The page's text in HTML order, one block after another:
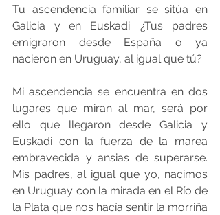
Tu ascendencia familiar se sitúa en
Galicia y en Euskadi. ¿Tus padres
emigraron desde España o ya
nacieron en Uruguay, al igual que tú?
Mi ascendencia se encuentra en dos
lugares que miran al mar, será por
ello que llegaron desde Galicia y
Euskadi con la fuerza de la marea
embravecida y ansias de superarse.
Mis padres, al igual que yo, nacimos
en Uruguay con la mirada en el Río de
la Plata que nos hacía sentir la morriña